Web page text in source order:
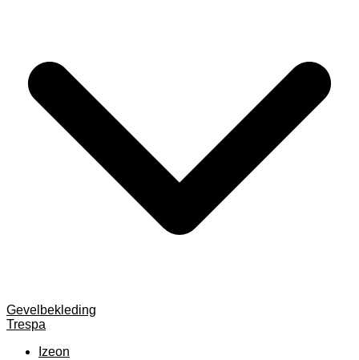
Gevelbekleding
Trespa
Izeon